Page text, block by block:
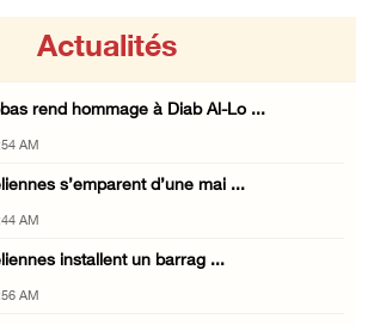
Actualités
rend hommage à Diab Al-Lo ...
AM
s’emparent d’une mai ...
AM
installent un barrag ...
AM